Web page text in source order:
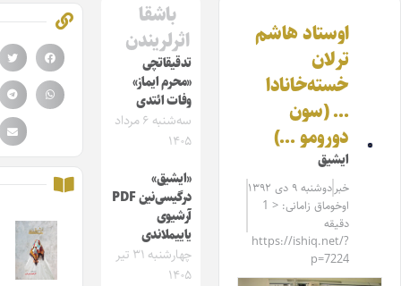
اوستاد هاشم
ترلان
خسته‌خانادا
… (سون
دورومو …)
ایشیق
خبردوشنبه ۹ دی ۱۳۹۲
اوخوماق زامانی: < 1
دقیقه
https://ishiq.net/?
p=7224
باشقا
اثرلریندن
تدقیقاتچی
«محرم ایماز»
وفات ائتدی
سه‌شنبه ۶ مرداد
۱۴۰۵
«ایشیق»
درگیسی‌نین PDF
آرشیوی
یاییملاندی
چهارشنبه ۳۱ تیر
۱۴۰۵